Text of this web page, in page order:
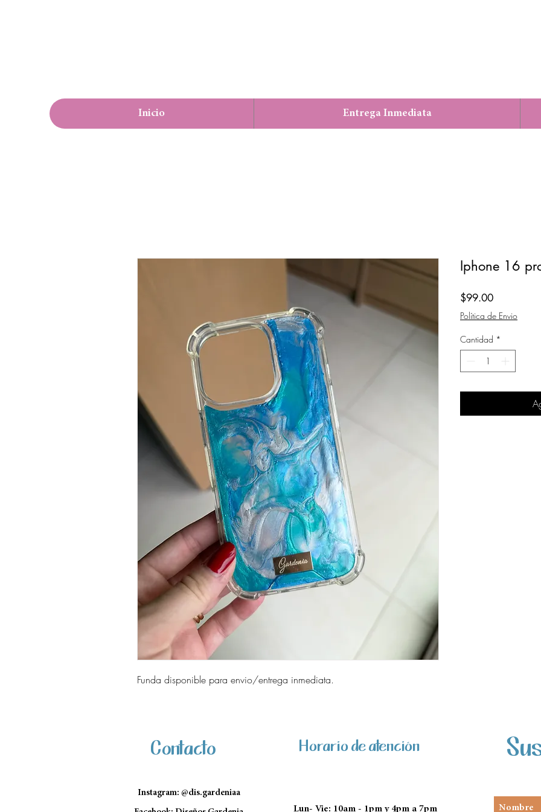
Inicio Entrega Inmediata
Funda disponible para envio/entrega inmediata.
Iphone 16
$99.00Precio
Política de Envio
Cantidad *
Contacto
Instagram: @dis.gardeniaa
Horario de atención
Lun- Vie: 10am - 1pm y 4pm a 7pm